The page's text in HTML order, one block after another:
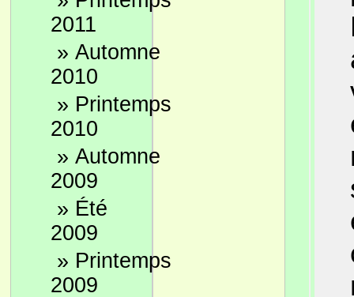
2011
» Automne
2010
» Printemps
2010
» Automne
2009
» Été
2009
» Printemps
2009